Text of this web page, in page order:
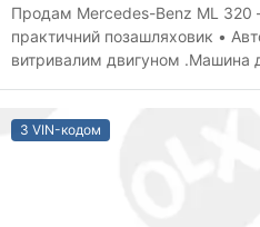
Продам Mercedes-Benz ML 320
практичний позашляховик •
витривалим двигуном .Машина
З VIN-кодом